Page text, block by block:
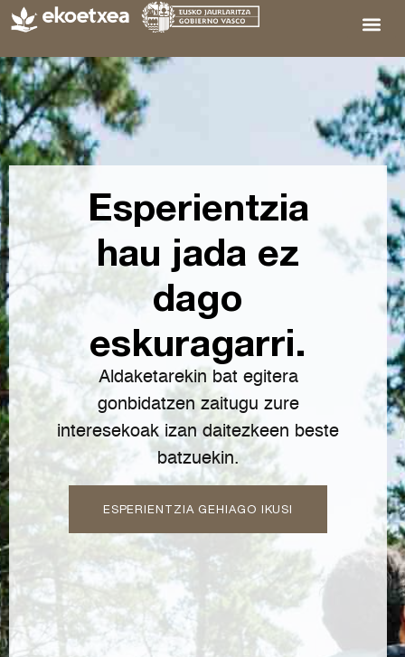
Esperientzia
hau jada ez
dago
eskuragarri.
Aldaketarekin bat egitera
gonbidatzen zaitugu zure
interesekoak izan daitezkeen beste
batzuekin.
ESPERIENTZIA GEHIAGO IKUSI